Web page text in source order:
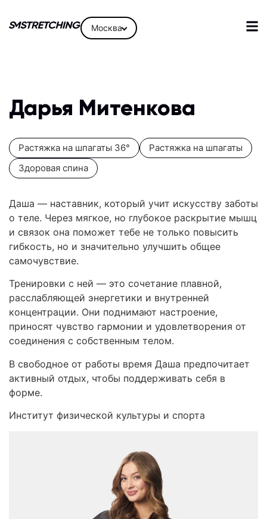
Москва
Дарья Митенкова
Растяжка на шпагаты 36°
Растяжка на шпагаты
Здоровая спина
Даша — наставник, который учит искусству заботы
о теле. Через мягкое, но глубокое раскрытие мышц
и связок она поможет тебе не только повысить
гибкость, но и значительно улучшить общее
самочувствие.
Тренировки с ней — это сочетание плавной,
расслабляющей энергетики и внутренней
концентрации. Они поднимают настроение,
приносят чувство гармонии и удовлетворения от
соединения с собственным телом.
В свободное от работы время Даша предпочитает
активный отдых, чтобы поддерживать себя в
форме.
Институт физической культуры и спорта